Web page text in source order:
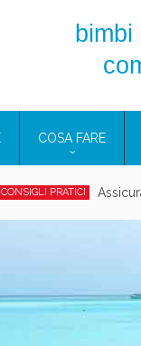
COSA FARE
CONSIGLI PRATICI